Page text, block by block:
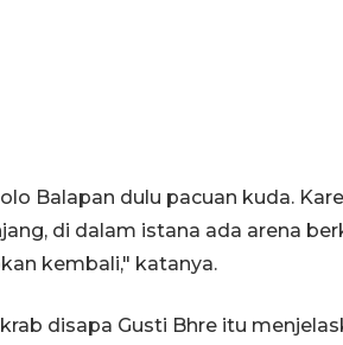
Balapan dulu pacuan kuda.
di dalam istana ada arena
kembali," katanya.
disapa Gusti Bhre itu